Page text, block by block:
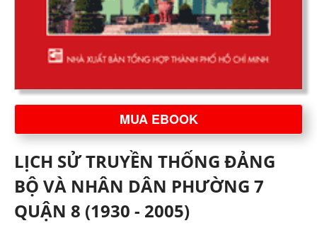
MUA EBOOK
LỊCH SỬ TRUYỀN THỐNG ĐẢNG
BỘ VÀ NHÂN DÂN PHƯỜNG 7
QUẬN 8 (1930 - 2005)